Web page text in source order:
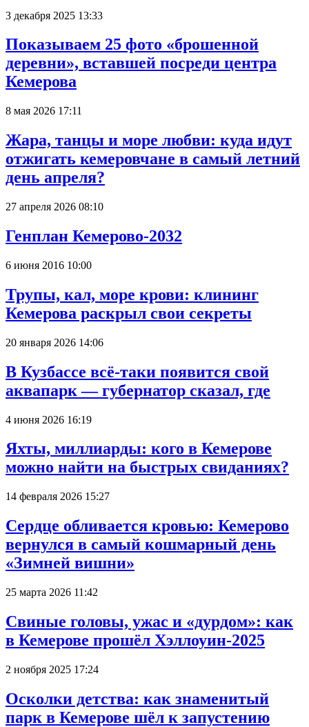
3 декабря 2025 13:33
Показываем 25 фото «брошенной
деревни», вставшей посреди центра
Кемерова
8 мая 2026 17:11
Жара, танцы и море любви: куда идут
отжигать кемеровчане в самый летний
день апреля?
27 апреля 2026 08:10
Генплан Кемерово-2032
6 июня 2016 10:00
Трупы, кал, море крови: клининг
Кемерова раскрыл свои секреты
20 января 2026 14:06
В Кузбассе всё-таки появится свой
аквапарк — губернатор сказал, где
4 июня 2026 16:19
Яхты, миллиарды: кого в Кемерове
можно найти на быстрых свиданиях?
14 февраля 2026 15:27
Сердце обливается кровью: Кемерово
вернулся в самый кошмарный день
«Зимней вишни»
25 марта 2026 11:42
Свиные головы, ужас и «дурдом»: как
в Кемерове прошёл Хэллоуин-2025
2 ноября 2025 17:24
Осколки детства: как знаменитый
парк в Кемерове шёл к запустению